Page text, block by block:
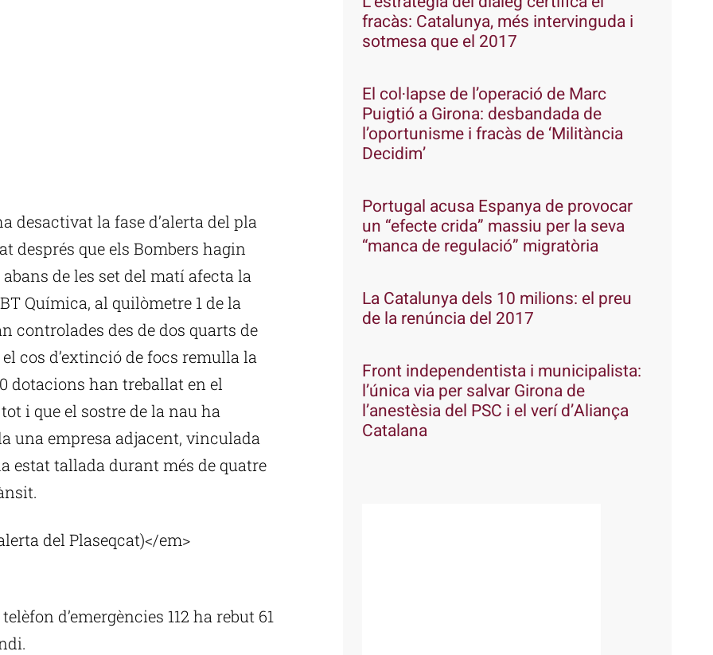
desactivat la fase d’alerta del pla
després que els Bombers hagin
de les set del matí afecta la
Química, al quilòmetre 1 de la
controlades des de dos quarts de
cos d’extinció de focs remulla la
dotacions han treballat en el
i que el sostre de la nau ha
una empresa adjacent, vinculada
estat tallada durant més de quatre
del Plaseqcat)</em>
d’emergències 112 ha rebut 61
fracàs: Catalunya, més intervinguda i
sotmesa que el 2017
El col·lapse de l’operació de Marc
Puigtió a Girona: desbandada de
l’oportunisme i fracàs de ‘Militància
Decidim’
Portugal acusa Espanya de provocar
un “efecte crida” massiu per la seva
“manca de regulació” migratòria
La Catalunya dels 10 milions: el preu
de la renúncia del 2017
Front independentista i municipalista:
l’única via per salvar Girona de
l’anestèsia del PSC i el verí d’Aliança
Catalana